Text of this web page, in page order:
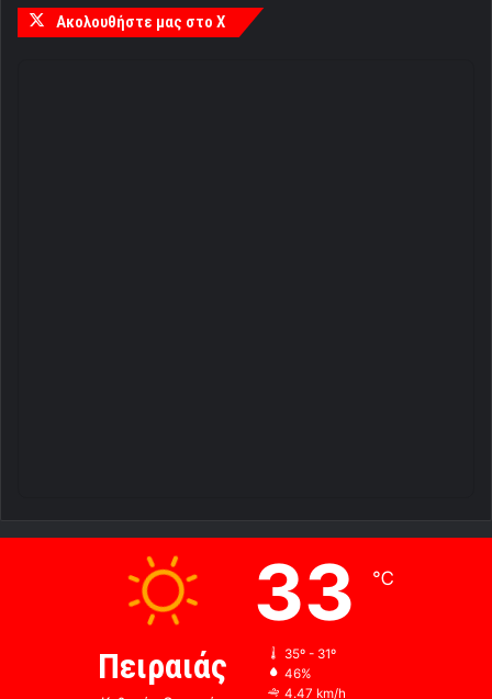
Ακολουθήστε μας στο X
Πειραιάς
33 ℃
35º - 31º
46%
4.47 km/h